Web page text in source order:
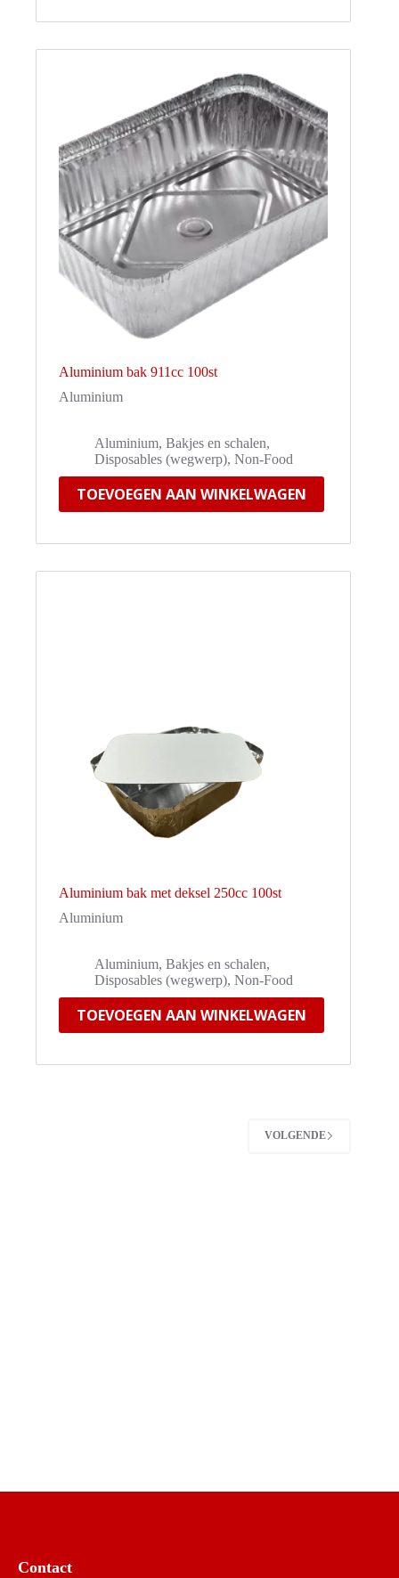
Aluminium bak 911cc 100st
Aluminium
Aluminium, Bakjes en schalen,
Disposables (wegwerp), Non-Food
TOEVOEGEN AAN WINKELWAGEN
Aluminium bak met deksel 250cc 100st
Aluminium
Aluminium, Bakjes en schalen,
Disposables (wegwerp), Non-Food
TOEVOEGEN AAN WINKELWAGEN
VOLGENDE
Contact